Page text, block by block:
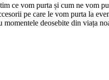
ce vom purta și cum ne vom
pe care le vom purta la
deosebite din viața